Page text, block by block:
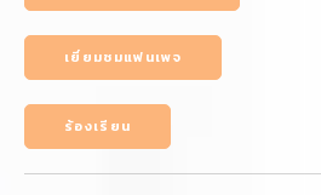
เยี่ยมชมแฟนเพจ
ร้องเรียน